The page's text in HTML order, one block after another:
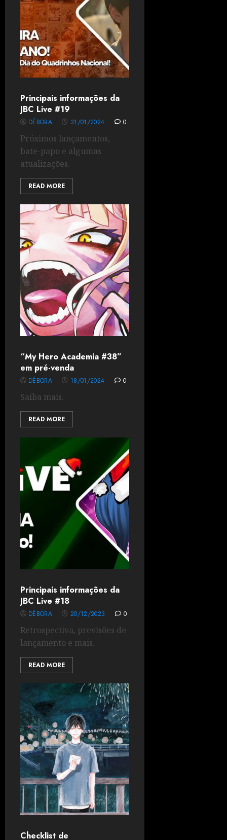
Principais informações da
JBC Live #19
DÉBORA 31/01/2024 0
Próximos lançamentos,
bate-papo e algumas
atualizações.
READ MORE
“My Hero Academia #38”
em pré-venda
DÉBORA 18/01/2024 0
Saiba mais.
READ MORE
Principais informações da
JBC Live #18
DÉBORA 20/12/2023 0
Retrospectiva, previsões de
lançamento e mais.
READ MORE
Checklist de